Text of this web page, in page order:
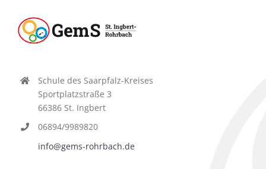
Schule des Saarpfalz-Kreises
Sportplatzstraße 3
66386 St. Ingbert
06894/9989820
info@gems-rohrbach.de